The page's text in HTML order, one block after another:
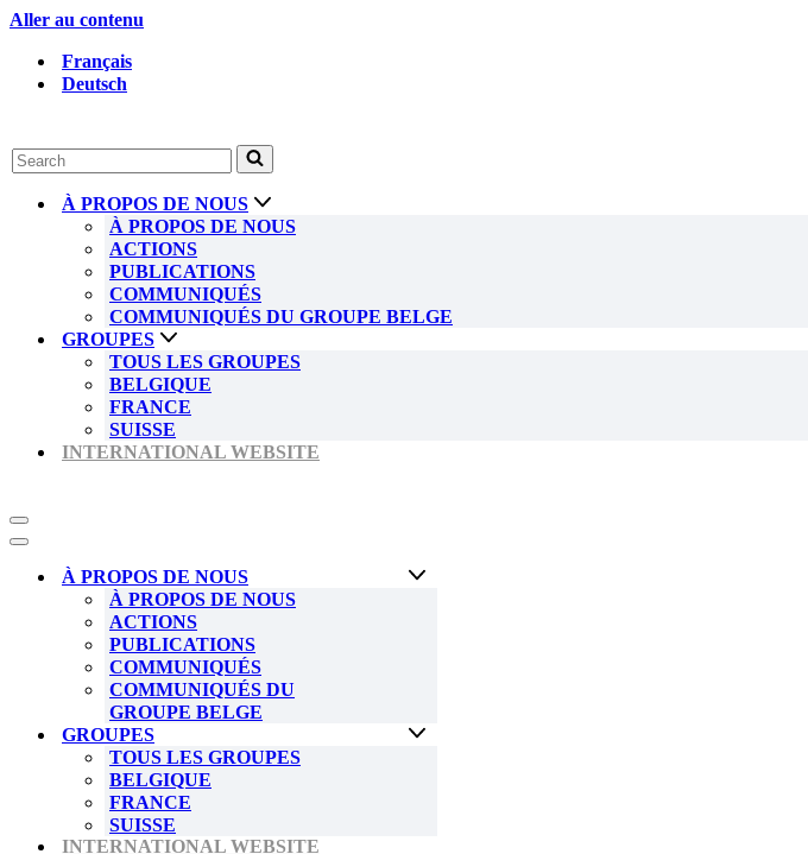
Aller au contenu
Français
Deutsch
Rechercher...
À PROPOS DE NOUS
À PROPOS DE NOUS
ACTIONS
PUBLICATIONS
COMMUNIQUÉS
COMMUNIQUÉS DU GROUPE BELGE
GROUPES
TOUS LES GROUPES
BELGIQUE
FRANCE
SUISSE
INTERNATIONAL WEBSITE
Menu
de
navigation
Menu
navigationÀ PROPOS DE NOUS
À PROPOS DE NOUS
ACTIONS
PUBLICATIONS
COMMUNIQUÉS
COMMUNIQUÉS DU
GROUPE BELGE
GROUPES
TOUS LES GROUPES
BELGIQUE
FRANCE
SUISSE
INTERNATIONAL WEBSITE